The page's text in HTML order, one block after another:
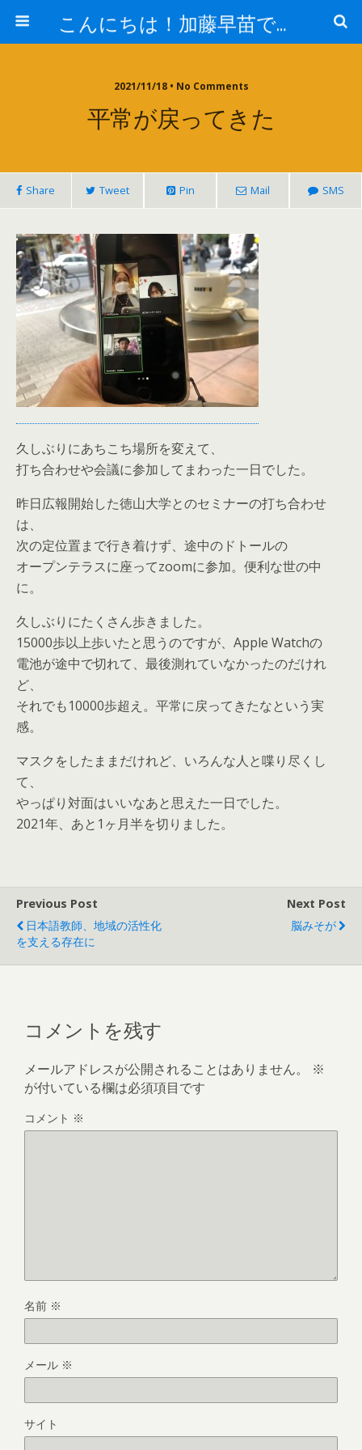
こんにちは！加藤早苗です。
2021/11/18 • No Comments
平常が戻ってきた
Share Tweet Pin Mail SMS
久しぶりにあちこち場所を変えて、
打ち合わせや会議に参加してまわった一日でした。
昨日広報開始した徳山大学とのセミナーの打ち合わせ
は、
次の定位置まで行き着けず、途中のドトールの
オープンテラスに座ってzoomに参加。便利な世の中
に。
久しぶりにたくさん歩きました。
15000歩以上歩いたと思うのですが、Apple Watchの
電池が途中で切れて、最後測れていなかったのだけれ
ど、
それでも10000歩超え。平常に戻ってきたなという実
感。
マスクをしたままだけれど、いろんな人と喋り尽くし
て、
やっぱり対面はいいなあと思えた一日でした。
2021年、あと1ヶ月半を切りました。
Previous Post
日本語教師、地域の活性化
を支える存在に
Next Post
脳みそが
コメントを残す
メールアドレスが公開されることはありません。
※
が付いている欄は必須項目です
コメント ※
名前 ※
メール ※
サイト